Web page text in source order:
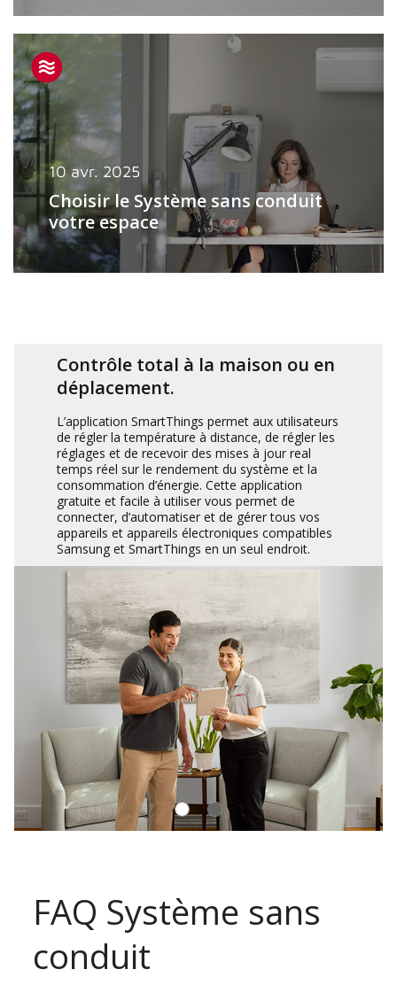
10 avr. 2025
Choisir le Système sans conduit
votre espace
Contrôle total à la maison ou en
déplacement.
L’application SmartThings permet aux utilisateurs
de régler la température à distance, de régler les
réglages et de recevoir des mises à jour real
temps réel sur le rendement du système et la
consommation d’énergie. Cette application
gratuite et facile à utiliser vous permet de
connecter, d’automatiser et de gérer tous vos
appareils et appareils électroniques compatibles
Samsung et SmartThings en un seul endroit.
FAQ Système sans
conduit